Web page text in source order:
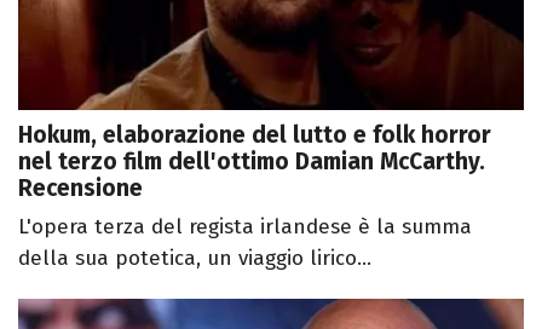
Hokum, elaborazione del lutto e folk horror
nel terzo film dell'ottimo Damian McCarthy.
Recensione
L'opera terza del regista irlandese è la summa
della sua potetica, un viaggio lirico...